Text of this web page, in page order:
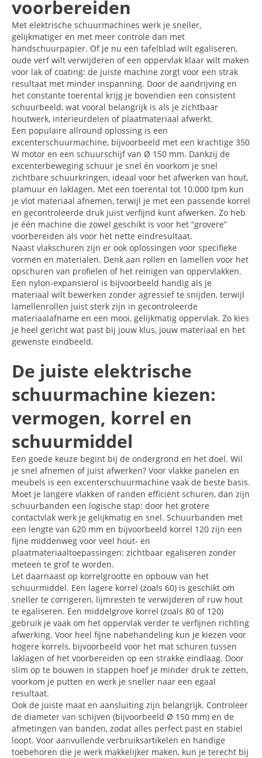
voorbereiden
Met elektrische schuurmachines werk je sneller,
gelijkmatiger en met meer controle dan met
handschuurpapier. Of je nu een tafelblad wilt egaliseren,
oude verf wilt verwijderen of een oppervlak klaar wilt maken
voor lak of coating: de juiste machine zorgt voor een strak
resultaat met minder inspanning. Door de aandrijving en
het constante toerental krijg je bovendien een consistent
schuurbeeld, wat vooral belangrijk is als je zichtbaar
houtwerk, interieurdelen of plaatmateriaal afwerkt.
Een populaire allround oplossing is een
excenterschuurmachine, bijvoorbeeld met een krachtige 350
W motor en een schuurschijf van Ø 150 mm. Dankzij de
excenterbeweging schuur je snel én voorkom je snel
zichtbare schuurkringen, ideaal voor het afwerken van hout,
plamuur en laklagen. Met een toerental tot 10.000 tpm kun
je vlot materiaal afnemen, terwijl je met een passende korrel
en gecontroleerde druk juist verfijnd kunt afwerken. Zo heb
je één machine die zowel geschikt is voor het “grovere”
voorbereiden als voor het nette eindresultaat.
Naast vlakschuren zijn er ook oplossingen voor specifieke
vormen en materialen. Denk aan rollen en lamellen voor het
opschuren van profielen of het reinigen van oppervlakken.
Een nylon-expansierol is bijvoorbeeld handig als je
materiaal wilt bewerken zonder agressief te snijden, terwijl
lamellenrollen juist sterk zijn in gecontroleerde
materiaalafname en een mooi, gelijkmatig oppervlak. Zo kies
je heel gericht wat past bij jouw klus, jouw materiaal en het
gewenste eindbeeld.
De juiste elektrische
schuurmachine kiezen:
vermogen, korrel en
schuurmiddel
Een goede keuze begint bij de ondergrond en het doel. Wil
je snel afnemen of juist afwerken? Voor vlakke panelen en
meubels is een excenterschuurmachine vaak de beste basis.
Moet je langere vlakken of randen efficiënt schuren, dan zijn
schuurbanden een logische stap: door het grotere
contactvlak werk je gelijkmatig en snel. Schuurbanden met
een lengte van 620 mm en bijvoorbeeld korrel 120 zijn een
fijne middenweg voor veel hout- en
plaatmateriaaltoepassingen: zichtbaar egaliseren zonder
meteen te grof te worden.
Let daarnaast op korrelgrootte en opbouw van het
schuurmiddel. Een lagere korrel (zoals 60) is geschikt om
sneller te corrigeren, lijmresten te verwijderen of ruw hout
te egaliseren. Een middelgrove korrel (zoals 80 of 120)
gebruik je vaak om het oppervlak verder te verfijnen richting
afwerking. Voor heel fijne nabehandeling kun je kiezen voor
hogere korrels, bijvoorbeeld voor het mat schuren tussen
laklagen of het voorbereiden op een strakke eindlaag. Door
slim op te bouwen in stappen hoef je minder druk te zetten,
voorkom je putten en werk je sneller naar een egaal
resultaat.
Ook de juiste maat en aansluiting zijn belangrijk. Controleer
de diameter van schijven (bijvoorbeeld Ø 150 mm) en de
afmetingen van banden, zodat alles perfect past en stabiel
loopt. Voor aanvullende verbruiksartikelen en handige
toebehoren die je werk makkelijker maken, kun je terecht bij